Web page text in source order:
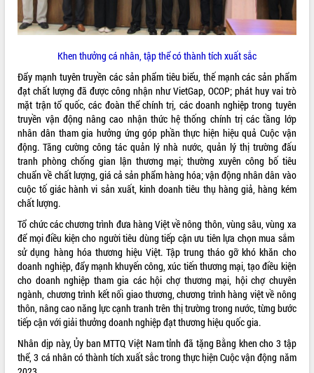
Khen thưởng cá nhân, tập thể có thành tích xuất sắc
Đẩy mạnh tuyên truyền các sản phẩm tiêu biểu, thế mạnh các sản phẩm
đạt chất lượng đã được công nhận như VietGap, OCOP; phát huy vai trò
mặt trận tổ quốc, các đoàn thể chính trị, các doanh nghiệp trong tuyên
truyền vận động nâng cao nhận thức hệ thống chính trị các tầng lớp
nhân dân tham gia hưởng ứng góp phần thực hiện hiệu quả Cuộc vận
động. Tăng cường công tác quản lý nhà nước, quản lý thị trường đấu
tranh phòng chống gian lận thương mại; thường xuyên công bố tiêu
chuẩn về chất lượng, giá cả sản phẩm hàng hóa; vận động nhân dân vào
cuộc tố giác hành vi sản xuất, kinh doanh tiêu thụ hàng giả, hàng kém
chất lượng.
Tổ chức các chương trình đưa hàng Việt về nông thôn, vùng sâu, vùng xa
để mọi điều kiện cho người tiêu dùng tiếp cận ưu tiên lựa chọn mua sắm
sử dụng hàng hóa thương hiệu Việt. Tập trung tháo gỡ khó khăn cho
doanh nghiệp, đẩy mạnh khuyến công, xúc tiến thương mại, tạo điều kiện
cho doanh nghiệp tham gia các hội chợ thương mại, hội chợ chuyên
ngành, chương trình kết nối giao thương, chương trình hàng việt về nông
thôn, nâng cao năng lực cạnh tranh trên thị trường trong nước, từng bước
tiếp cận với giải thưởng doanh nghiệp đạt thương hiệu quốc gia.
Nhân dịp này, Ủy ban MTTQ Việt Nam tỉnh đã tặng Bằng khen cho 3 tập
thể, 3 cá nhân có thành tích xuất sắc trong thực hiện Cuộc vận động năm